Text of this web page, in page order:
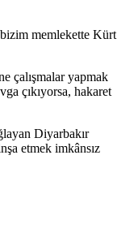
bizim memlekette Kürt
çalışmalar yapmak
çıkıyorsa, hakaret
Diyarbakır
etmek imkânsız